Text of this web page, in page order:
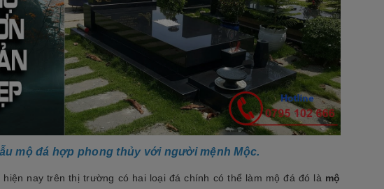
mộ đá hợp phong thủy với người mệnh Mộc.
hiện nay trên thị trường có hai loại đá chính có thể làm mộ đá đó là mộ